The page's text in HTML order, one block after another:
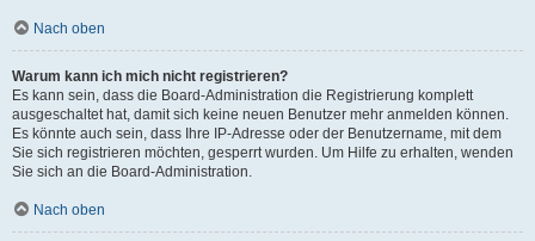
Nach oben
Warum kann ich mich nicht registrieren?
Es kann sein, dass die Board-Administration die Registrierung komplett
ausgeschaltet hat, damit sich keine neuen Benutzer mehr anmelden können.
Es könnte auch sein, dass Ihre IP-Adresse oder der Benutzername, mit dem
Sie sich registrieren möchten, gesperrt wurden. Um Hilfe zu erhalten, wenden
Sie sich an die Board-Administration.
Nach oben